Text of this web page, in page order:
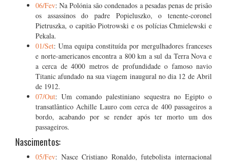
06/Fev: Na Polónia são condenados a pesadas penas de prisão
os assassinos do padre Popieluszko, o tenente-coronel
Pietruszka, o capitão Piotrowski e os polícias Chmielewski e
Pekala.
01/Set: Uma equipa constituída por mergulhadores franceses
e norte-americanos encontra a 800 km a sul da Terra Nova e
a cerca de 4000 metros de profundidade o famoso navio
Titanic afundado na sua viagem inaugural no dia 12 de Abril
de 1912.
07/Out: Um comando palestiniano sequestra no Egipto o
transatlântico Achille Lauro com cerca de 400 passageiros a
bordo, acabando por se render após ter morto um dos
passageiros.
Nascimentos:
05/Fev: Nasce Cristiano Ronaldo, futebolista internacional